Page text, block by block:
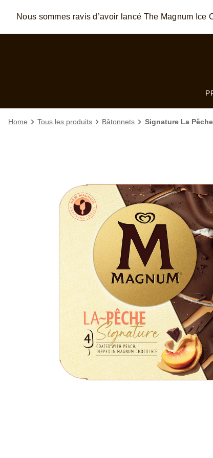
Skip to: MAIN CONTENT FOOTER
Nous sommes ravis d’avoir lancé The Magnum Ice
Home Tous les produits Bâtonnets Signature La